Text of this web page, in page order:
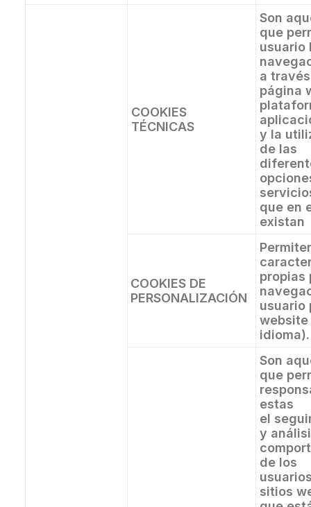
COOKIES
TÉCNICAS
Son
que
usuario
a
página
y la
de las
que en
existan
COOKIES DE
PERSONALIZACIÓN
propias
usuario
website
idioma).
Son
que
estas
el
y
de los
sitios